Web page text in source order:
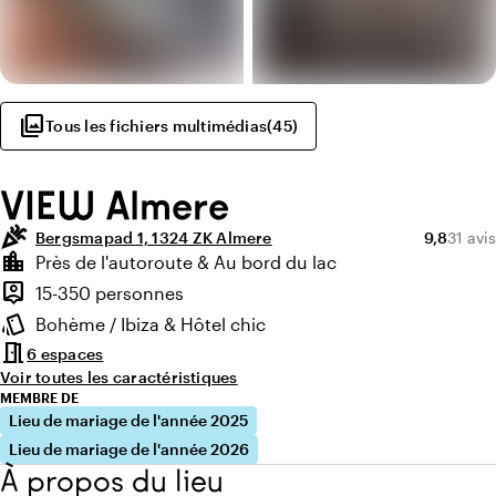
photo_libraryTous les fichiers multimédias(45)
VIEW Almere
celebration Bergsmapad 1, 1324 ZK Almere Note
9,831 avis
Points forts
location_city
Environnement
Près de l'autoroute & Au bord du lac
person_pin
Capacité
15-350 personnes
style
Ambiance
Bohème / Ibiza & Hôtel chic
meeting_room6 espaces
Voir toutes les caractéristiques
MEMBRE DE
Lieu de mariage de l'année 2025
Lieu de mariage de l'année 2026
À propos du lieu